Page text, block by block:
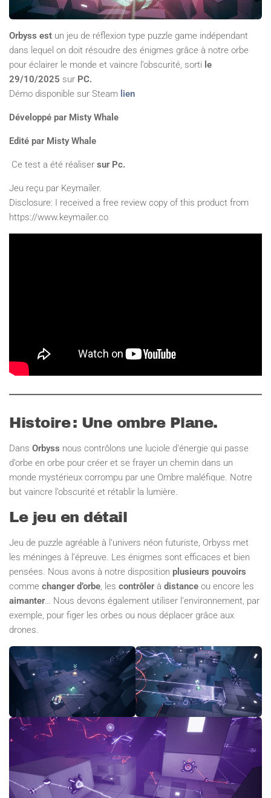
Orbyss est un jeu de réflexion type puzzle game indépendant
dans lequel on doit résoudre des énigmes grâce à notre orbe
pour éclairer le monde et vaincre l’obscurité, sorti le
29/10/2025 sur PC.
Démo disponible sur Steam lien
Développé par Misty Whale
Edité par Misty Whale
Ce test a été réaliser sur Pc.
Jeu reçu par Keymailer.
Disclosure: I received a free review copy of this product from
https://www.keymailer.co
Histoire : Une ombre Plane.
Dans Orbyss nous contrôlons une luciole d’énergie qui passe
d’orbe en orbe pour créer et se frayer un chemin dans un
monde mystérieux corrompu par une Ombre maléfique. Notre
but vaincre l’obscurité et rétablir la lumière.
Le jeu en détail
Jeu de puzzle agréable à l’univers néon futuriste, Orbyss met
les méninges à l’épreuve. Les énigmes sont efficaces et bien
pensées. Nous avons à notre disposition plusieurs pouvoirs
comme changer d’orbe, les contrôlerà distance ou encore les
aimanter… Nous devons également utiliser l’environnement, par
exemple, pour figer les orbes ou nous déplacer grâce aux
drones.